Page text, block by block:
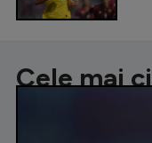
Cele mai